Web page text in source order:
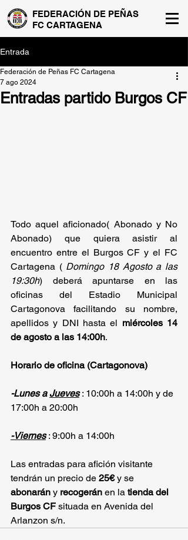
FEDERACIÓN DE PEÑAS
FC CARTAGENA
Entrada
Entradas partido Burgos CF
Federación de Peñas FC Cartagena
7 ago 2024
Todo aquel aficionado( Abonado y No
Abonado) que quiera asistir al
encuentro entre el Burgos CF y el FC
Cartagena ( Domingo 18 Agosto a las
19:30h) deberá apuntarse en las
oficinas del Estadio Municipal
Cartagonova facilitando su nombre,
apellidos y DNI hasta el miércoles 14
de agosto a las 14:00h.
Horario de oficina (Cartagonova)
-Lunes a Jueves : 10:00h a 14:00h y de
17:00h a 20:00h
-Viernes : 9:00h a 14:00h
Las entradas para afición visitante
tendrán un precio de 25€ y se
abonarán y recogerán en la tienda del
Burgos CF situada en Avenida del
Arlanzon s/n.